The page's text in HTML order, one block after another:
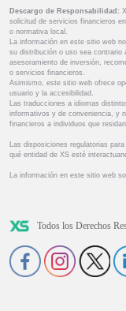
Descargo de Responsabilidad:
solicitud de servicios financieros
o normativa local.
La información en este sitio web
su distribución o uso sea contrario
asesoramiento de inversión,
o servicios financieros.
Asimismo, este sitio web ofrece
usuario y la accesibilidad.
Las traducciones a idiomas
informativos y de conveniencia, y
financieros a individuos que
Las disposiciones regulatorias
qué entidad de XS esté
La información en este sitio web
Todos los Derechos